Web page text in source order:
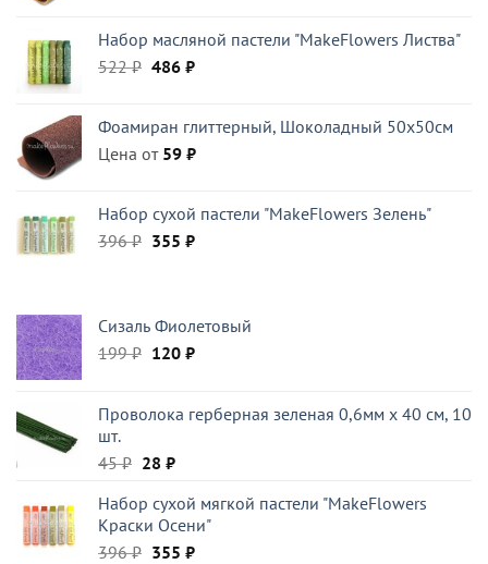
Набор масляной пастели "MakeFlowers Листва"
522₽ Первоначальная
522 ₽.
486 ₽Текущая
Фоамиран глиттерный, Шоколадный 50x50см
Цена от 59 ₽
Набор сухой пастели "MakeFlowers Зелень"
396₽ Первоначальная
355 ₽Текущая
Сизаль Фиолетовый
199₽ Первоначальная
199 ₽.
120 ₽Текущая
Проволока герберная зеленая 0,6мм x 40 см, 10
шт.
45₽ Первоначальная
составляла
45 ₽.
28 ₽Текущая
28 ₽.
Набор сухой мягкой пастели "MakeFlowers
Краски Осени"
396₽ Первоначальная
355 ₽Текущая